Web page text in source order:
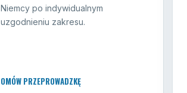
Niemcy po indywidualnym
uzgodnieniu zakresu.
OMÓW PRZEPROWADZKĘ